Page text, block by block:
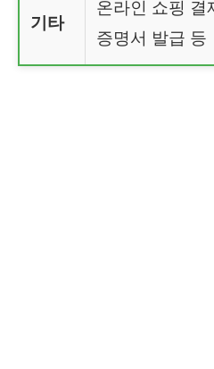
기타
온라인 쇼핑 결
증명서 발급 등